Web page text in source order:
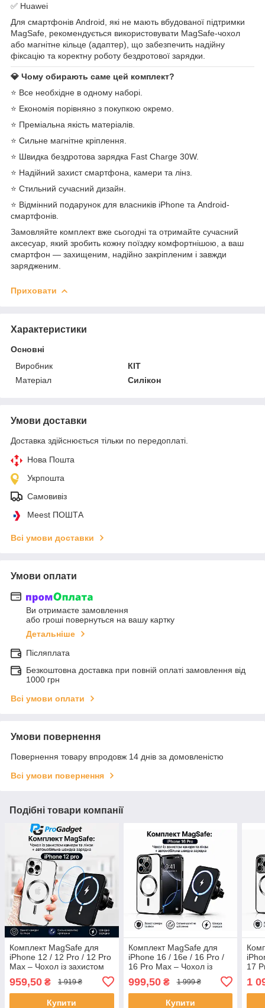
✅ Huawei
Для смартфонів Android, які не мають вбудованої підтримки
MagSafe, рекомендується використовувати MagSafe-чохол
або магнітне кільце (адаптер), що забезпечить надійну
фіксацію та коректну роботу бездротової зарядки.
💎 Чому обирають саме цей комплект?
⭐ Все необхідне в одному наборі.
⭐ Економія порівняно з покупкою окремо.
⭐ Преміальна якість матеріалів.
⭐ Сильне магнітне кріплення.
⭐ Швидка бездротова зарядка Fast Charge 30W.
⭐ Надійний захист смартфона, камери та лінз.
⭐ Стильний сучасний дизайн.
⭐ Відмінний подарунок для власників iPhone та Android-
смартфонів.
Замовляйте комплект вже сьогодні та отримайте сучасний
аксесуар, який зробить кожну поїздку комфортнішою, а ваш
смартфон — захищеним, надійно закріпленим і завжди
зарядженим.
Приховати
Характеристики
Основні
Виробник
КІТ
Матеріал
Силікон
Умови доставки
Доставка здійснюється тільки по передоплаті.
Нова Пошта
Укрпошта
Самовивіз
Meest ПОШТА
Всі умови доставки
Умови оплати
Ви отримаєте замовлення
або гроші повернуться на вашу картку
Детальніше
Післяплата
Безкоштовна доставка при повній оплаті замовлення від
1000 грн
Всі умови оплати
Умови повернення
Повернення товару впродовж 14 днів за домовленістю
Всі умови повернення
Подібні товари компанії
Комплект MagSafe для
iPhone 12 / 12 Pro / 12 Pro
Max – Чохол із захистом
Автомобільна бездротова
зарядка 30W Fast
959,50 ₴ 1 919 ₴
Купити
Комплект MagSafe для
iPhone 16 / 16e / 16 Pro /
16 Pro Max – Чохол із
захистом камери та лінз +
Автомобільна бездротова
зарядка 30
999,50₴ 1 999 ₴
Купити
17
1